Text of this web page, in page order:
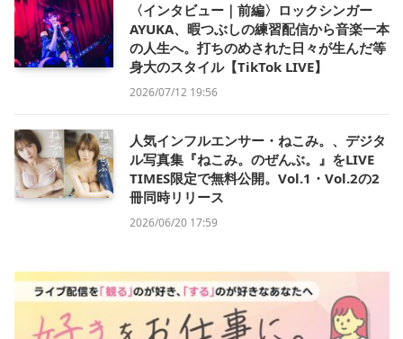
〈インタビュー｜前編〉ロックシンガー
AYUKA、暇つぶしの練習配信から音楽一本
の人生へ。打ちのめされた日々が生んだ等
身大のスタイル【TikTok LIVE】
2026/07/12 19:56
人気インフルエンサー・ねこみ。、デジタ
ル写真集『ねこみ。のぜんぶ。』をLIVE
TIMES限定で無料公開。Vol.1・Vol.2の2
冊同時リリース
2026/06/20 17:59